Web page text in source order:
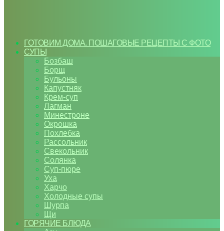
ГОТОВИМ ДОМА. ПОШАГОВЫЕ РЕЦЕПТЫ С ФОТО
СУПЫ
Бозбаш
Борщ
Бульоны
Капустняк
Крем-суп
Лагман
Минестроне
Окрошка
Похлебка
Рассольник
Свекольник
Солянка
Суп-пюре
Уха
Харчо
Холодные супы
Шурпа
Щи
ГОРЯЧИЕ БЛЮДА